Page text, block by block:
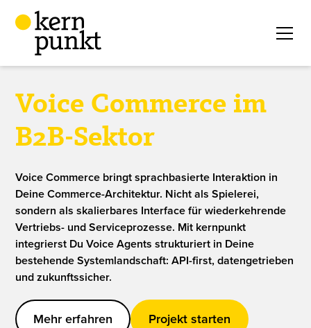
Voice Commerce im
B2B-Sektor
Voice Commerce bringt sprachbasierte Interaktion in
Deine Commerce-Architektur. Nicht als Spielerei,
sondern als skalierbares Interface für wiederkehrende
Vertriebs- und Serviceprozesse. Mit kernpunkt
integrierst Du Voice Agents strukturiert in Deine
bestehende Systemlandschaft: API-first, datengetrieben
und zukunftssicher.
Mehr erfahren Projekt starten